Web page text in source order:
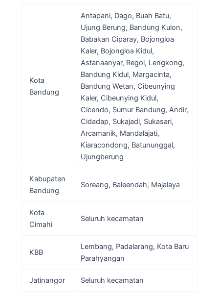
Kota
Bandung
Antapani, Dago, Buah Batu,
Ujung Berung, Bandung Kulon,
Babakan Ciparay, Bojongloa
Kaler, Bojongloa Kidul,
Astanaanyar, Regol, Lengkong,
Bandung Kidul, Margacinta,
Bandung Wetan, Cibeunying
Kaler, Cibeunying Kidul,
Cicendo, Sumur Bandung, Andir,
Cidadap, Sukajadi, Sukasari,
Arcamanik, Mandalajati,
Kiaracondong, Batununggal,
Ujungberung
Kabupaten
Bandung
Soreang, Baleendah, Majalaya
Kota
Cimahi
Seluruh kecamatan
KBB
Lembang, Padalarang, Kota Baru
Parahyangan
Jatinangor Seluruh kecamatan